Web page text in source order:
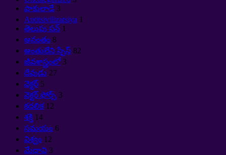
పాకులాడే 3
Antitsivilizatsiya 1
తెలుపు సన్ 1
అనంతం 8
అంతులేని స్పేస్ 82
జీవశాస్త్రంలో 3
దేవుడు 27
వెక్టర్ 5
వెక్టర్ ఫోర్స్ 3
కదలిక 12
శక్తి 14
సమయం 6
విశ్వం 12
మేధావి 3